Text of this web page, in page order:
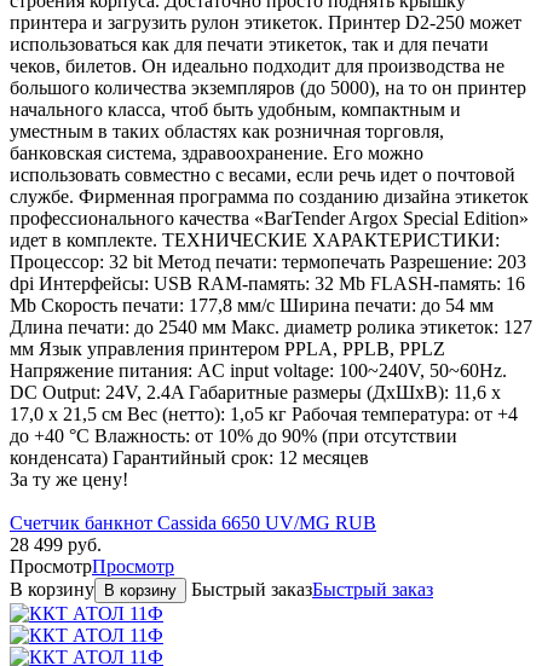
принтера и загрузить рулон этикеток. Принтер D2-250 может
использоваться как для печати этикеток, так и для печати
чеков, билетов. Он идеально подходит для производства не
большого количества экземпляров (до 5000), на то он принтер
начального класса, чтоб быть удобным, компактным и
уместным в таких областях как розничная торговля,
банковская система, здравоохранение. Его можно
использовать совместно с весами, если речь идет о почтовой
службе. Фирменная программа по созданию дизайна этикеток
профессионального качества «BarTender Argox Special Edition»
идет в комплекте. ТЕХНИЧЕСКИЕ ХАРАКТЕРИСТИКИ:
Процессор: 32 bit Метод печати: термопечать Разрешение: 203
dpi Интерфейсы: USB RAM-память: 32 Mb FLASH-память: 16
Mb Скорость печати: 177,8 мм/с Ширина печати: до 54 мм
Длина печати: до 2540 мм Макс. диаметр ролика этикеток: 127
мм Язык управления принтером PPLA, PPLB, PPLZ
Напряжение питания: AC input voltage: 100~240V, 50~60Hz.
DC Output: 24V, 2.4A Габаритные размеры (ДхШхВ): 11,6 х
17,0 x 21,5 см Вес (нетто): 1,о5 кг Рабочая температура: от +4
до +40 °С Влажность: от 10% до 90% (при отсутствии
конденсата) Гарантийный срок: 12 месяцев
За ту же цену!
Счетчик банкнот Cassida 6650 UV/MG RUB
28 499 руб.
ПросмотрПросмотр
В корзину
В корзину Быстрый заказБыстрый заказ